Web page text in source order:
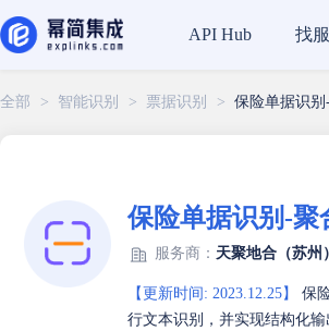
API Hub 找
全部 > 智能识别 > 票据识别 > 保险单据识
保险单据识别-聚
服务商： 天聚地合（苏州
【更新时间: 2023.12.25】
保
行文本识别，并实现结构化